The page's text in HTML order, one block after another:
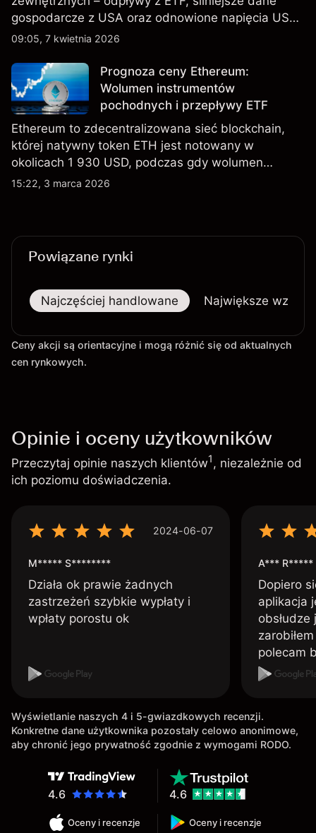
gospodarcze z USA oraz odnowione napięcia USA–
Iran kształtują akcję cenową na początku kwietnia
stanowią wiarygodnego wskaźnika przyszłych
rezultatów.
09:05, 7 kwietnia 2026
Prognoza ceny Ethereum:
Wolumen instrumentów
pochodnych i przepływy ETF
Ethereum to zdecentralizowana sieć blockchain,
której natywny token ETH jest notowany w
okolicach 1 930 USD, podczas gdy wolumen
instrumentów pochodnych przewyższa aktywność
15:22, 3 marca 2026
Powiązane rynki
Najczęściej handlowane Największe wzrosty
Ceny akcji są orientacyjne i mogą różnić się od aktualnych
cen rynkowych.
Opinie i oceny użytkowników
Przeczytaj opinie naszych klientów1, niezależnie od
ich poziomu doświadczenia.
2024-06-07
M***** S********
Działa ok prawie żadnych
zastrzeżeń szybkie wypłaty i
wpłaty porostu ok
A*** R*****
Dopiero
aplikacja
polecam
Wyświetlanie naszych 4 i 5-gwiazdkowych recenzji.
Konkretne dane użytkownika pozostały celowo anonimowe,
aby chronić jego prywatność zgodnie z wymogami RODO.
4.6
Oceny i recenzje Oceny i recenzje
4.6